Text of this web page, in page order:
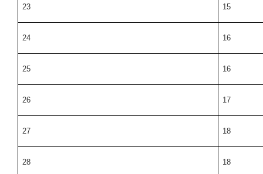
23 15
24 16
25 16
26 17
27 18
28 18